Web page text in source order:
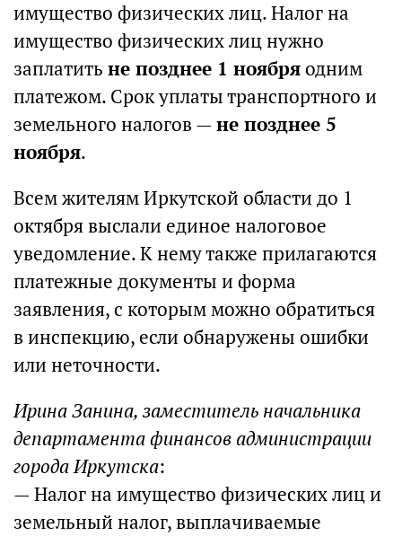
имущество физических лиц. Налог на
имущество физических лиц нужно
заплатить не позднее 1 ноябряодним
платежом. Срок уплаты транспортного и
земельного налогов —не позднее 5
ноября.
Всем жителям Иркутской области до 1
октября выслали единое налоговое
уведомление. К нему также прилагаются
платежные документы и форма
заявления, с которым можно обратиться
в инспекцию, если обнаружены ошибки
или неточности.
Ирина Занина, заместитель начальника
департамента финансов администрации
города Иркутска:
— Налог на имущество физических лиц и
земельный налог, выплачиваемые